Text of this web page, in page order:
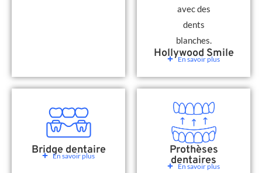
Hollywood Smile
En savoir plus
Bridge dentaire
En savoir plus Prothèses
dentaires
En savoir plus